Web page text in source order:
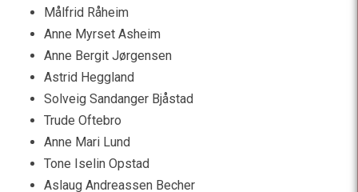
Målfrid Råheim
Anne Myrset Asheim
Anne Bergit Jørgensen
Astrid Heggland
Solveig Sandanger Bjåstad
Trude Oftebro
Anne Mari Lund
Tone Iselin Opstad
Aslaug Andreassen Becher